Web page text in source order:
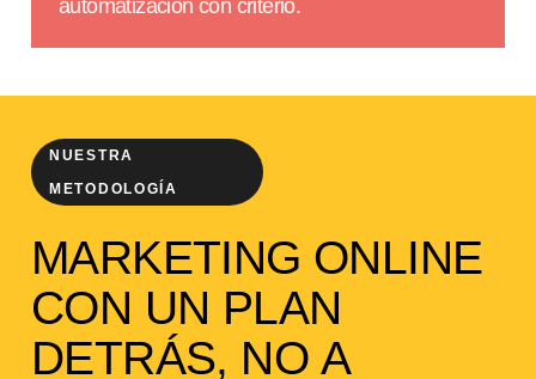
automatización con criterio.
NUESTRA
METODOLOGÍA
MARKETING ONLINE
CON UN PLAN
DETRÁS, NO A